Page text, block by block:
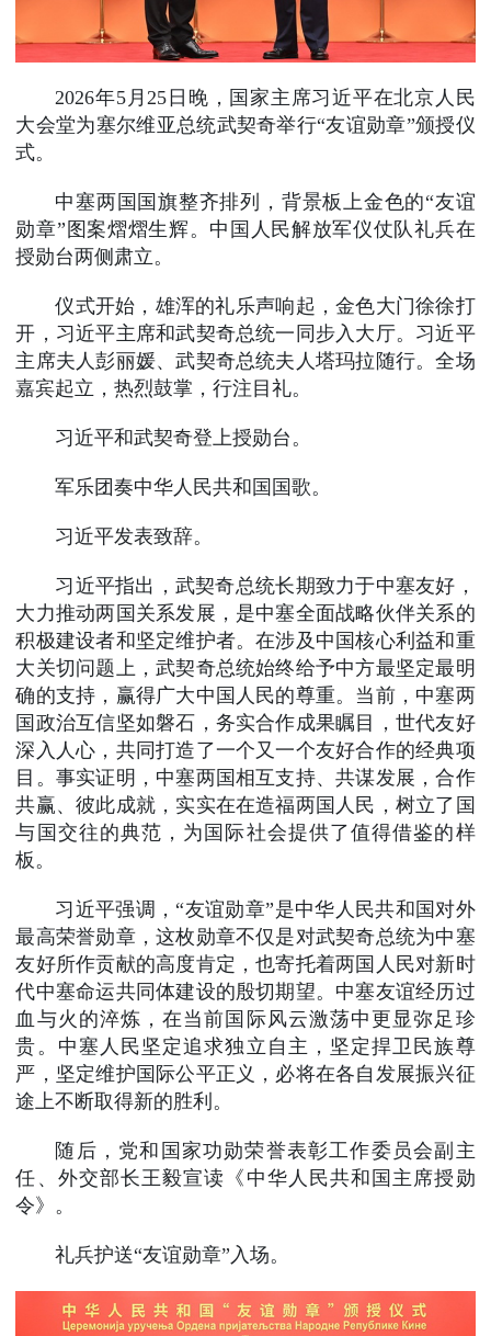
2026年5月25日晚，国家主席习近平在北京人民
大会堂为塞尔维亚总统武契奇举行“友谊勋章”颁授仪
式。
中塞两国国旗整齐排列，背景板上金色的“友谊
勋章”图案熠熠生辉。中国人民解放军仪仗队礼兵在
授勋台两侧肃立。
仪式开始，雄浑的礼乐声响起，金色大门徐徐打
开，习近平主席和武契奇总统一同步入大厅。习近平
主席夫人彭丽媛、武契奇总统夫人塔玛拉随行。全场
嘉宾起立，热烈鼓掌，行注目礼。
习近平和武契奇登上授勋台。
军乐团奏中华人民共和国国歌。
习近平发表致辞。
习近平指出，武契奇总统长期致力于中塞友好，
大力推动两国关系发展，是中塞全面战略伙伴关系的
积极建设者和坚定维护者。在涉及中国核心利益和重
大关切问题上，武契奇总统始终给予中方最坚定最明
确的支持，赢得广大中国人民的尊重。当前，中塞两
国政治互信坚如磐石，务实合作成果瞩目，世代友好
深入人心，共同打造了一个又一个友好合作的经典项
目。事实证明，中塞两国相互支持、共谋发展，合作
共赢、彼此成就，实实在在造福两国人民，树立了国
与国交往的典范，为国际社会提供了值得借鉴的样
板。
习近平强调，“友谊勋章”是中华人民共和国对外
最高荣誉勋章，这枚勋章不仅是对武契奇总统为中塞
友好所作贡献的高度肯定，也寄托着两国人民对新时
代中塞命运共同体建设的殷切期望。中塞友谊经历过
血与火的淬炼，在当前国际风云激荡中更显弥足珍
贵。中塞人民坚定追求独立自主，坚定捍卫民族尊
严，坚定维护国际公平正义，必将在各自发展振兴征
途上不断取得新的胜利。
随后，党和国家功勋荣誉表彰工作委员会副主
任、外交部长王毅宣读《中华人民共和国主席授勋
令》。
礼兵护送“友谊勋章”入场。